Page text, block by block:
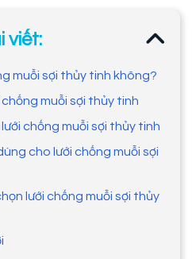
viết:
muỗi sợi thủy tinh không?
chống muỗi sợi thủy tinh
chống muỗi sợi thủy tinh
cho lưới chống muỗi sợi
lưới chống muỗi sợi thủy